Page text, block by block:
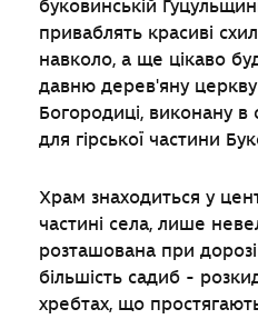
буковинській
приваблять красиві
навколо, а ще цікаво
давню дерев'яну церкву
Богородиці, виконану в
для гірської частини
Храм знаходиться у
частині села, лише
розташована при
більшість садиб -
хребтах, що